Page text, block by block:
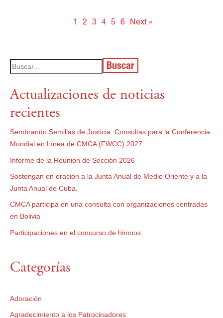
1 2 3 4 5 6 Next »
Buscar
Actualizaciones de noticias
recientes
Sembrando Semillas de Justicia: Consultas para la Conferencia
Mundial en Línea de CMCA (FWCC) 2027
Informe de la Reunión de Sección 2026
Sostengan en oración a la Junta Anual de Medio Oriente y a la
Junta Anual de Cuba.
CMCA participa en una consulta con organizaciones centradas
en Bolivia
Participaciones en el concurso de himnos
Categorías
Adoración
Agradecimiento a los Patrocinadores